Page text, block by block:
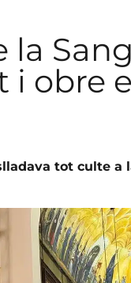
la
i obre
tot culte a